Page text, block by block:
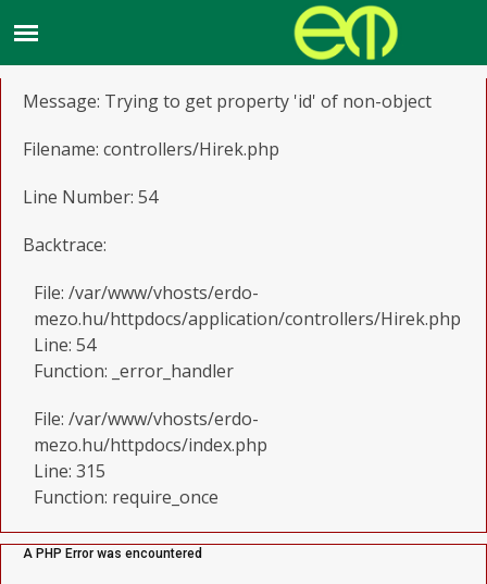
Message: Trying to get property 'id' of non-object
Filename: controllers/Hirek.php
Line Number: 54
Backtrace:
File: /var/www/vhosts/erdo-
mezo.hu/httpdocs/application/controllers/Hirek.php
Line: 54
Function: _error_handler
File: /var/www/vhosts/erdo-
mezo.hu/httpdocs/index.php
Line: 315
Function: require_once
A PHP Error was encountered